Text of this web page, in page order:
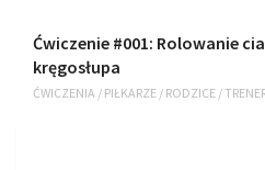
Ćwiczenie #001: Rolowanie
kręgosłupa
ĆWICZENIA / PIŁKARZE / RODZICE /